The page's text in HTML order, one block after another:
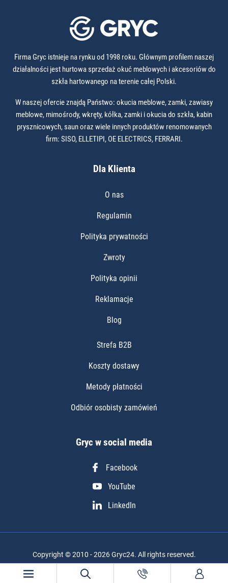
Firma Gryc istnieje na rynku od 1998 roku. Głównym profilem naszej
działalności jest hurtowa sprzedaż okuć meblowych i akcesoriów do
szkła hartowanego na terenie całej Polski.
W naszej ofercie znajdą Państwo: okucia meblowe, zamki, zawiasy
meblowe, mimośrody, wkręty, kółka, zamki i okucia do szkła, kabin
prysznicowych, saun oraz wiele innych produktów renomowanych
firm: SISO, ELLETIPI, OE ELECTRICS, FERRARI.
Dla Klienta
O nas
Regulamin
Polityka prywatności
Zwroty
Polityka opinii
Reklamacje
Blog
Strefa B2B
Koszty dostawy
Metody płatności
Odbiór osobisty zamówień
Gryc w social media
Facebook
YouTube
LinkedIn
Copyright © 2010 - 2026 Gryc24. All rights reserved.
Realizacja projektu: Igor Chudy